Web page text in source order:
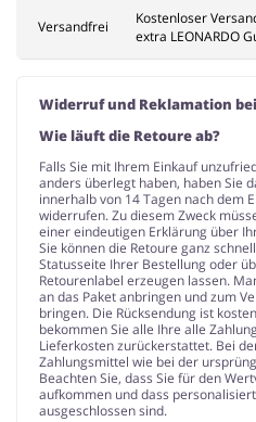
Versandfrei
Kostenloser
extra LEONARDO
Widerruf und Reklamation
Wie läuft die Retoure ab?
Falls Sie mit Ihrem Einkauf
anders überlegt haben, haben Sie
innerhalb von 14 Tagen nach dem
widerrufen. Zu diesem Zweck
einer eindeutigen Erklärung über
Sie können die Retoure ganz
Statusseite Ihrer Bestellung oder
Retourenlabel erzeugen lassen.
an das Paket anbringen und zum
bringen. Die Rücksendung ist
bekommen Sie alle Ihre alle
Lieferkosten zurückerstattet. Bei
Zahlungsmittel wie bei der
Beachten Sie, dass Sie für den
aufkommen und dass
ausgeschlossen sind.